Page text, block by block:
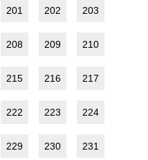
201 202 203
208 209 210
215 216 217
222 223 224
229 230 231